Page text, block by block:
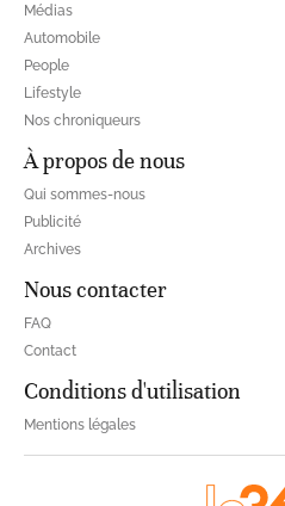
Médias
Automobile
People
Lifestyle
Nos chroniqueurs
À propos de nous
Qui sommes-nous
Publicité
Archives
Nous contacter
FAQ
Contact
Conditions d'utilisation
Mentions légales